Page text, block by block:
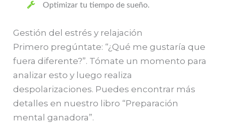
Optimizar tu tiempo de sueño.
Gestión del estrés y relajación
Primero pregúntate: “¿Qué me gustaría que
fuera diferente?”. Tómate un momento para
analizar esto y luego realiza
despolarizaciones. Puedes encontrar más
detalles en nuestro libro “Preparación
mental ganadora”.